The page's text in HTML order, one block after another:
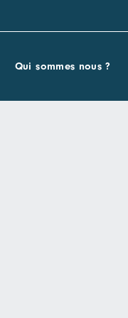
Qui sommes nous ?